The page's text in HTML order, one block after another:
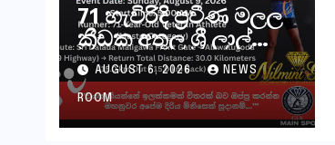
71 හැවිරිදි ප්‍රවීණ මලල
ක්‍රීඩක අතුල ශ්‍රී ලාල්
මහතා කිලෝමීටර් 30ක
විශේෂ මැරතන් ධාවන
අභියෝගයකට
සැරසෙයි
AUGUST 6, 2026 NEWS
ROOM